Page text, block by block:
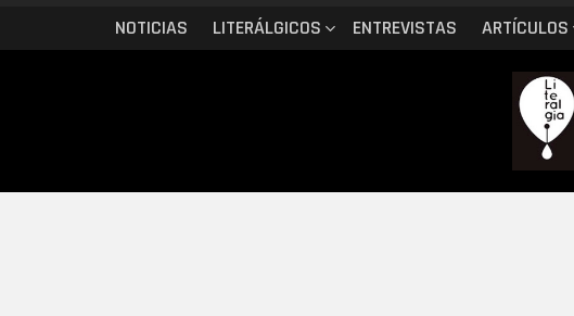
NOTICIAS LITERÁLGICOS ENTREVISTAS ARTÍCULOS